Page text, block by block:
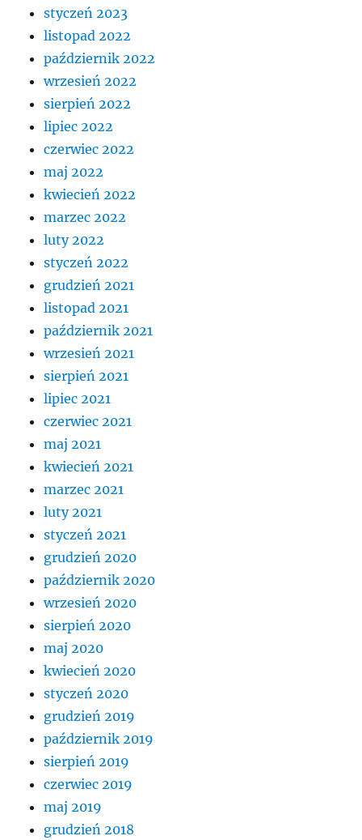
styczeń 2023
listopad 2022
październik 2022
wrzesień 2022
sierpień 2022
lipiec 2022
czerwiec 2022
maj 2022
kwiecień 2022
marzec 2022
luty 2022
styczeń 2022
grudzień 2021
listopad 2021
październik 2021
wrzesień 2021
sierpień 2021
lipiec 2021
czerwiec 2021
maj 2021
kwiecień 2021
marzec 2021
luty 2021
styczeń 2021
grudzień 2020
październik 2020
wrzesień 2020
sierpień 2020
maj 2020
kwiecień 2020
styczeń 2020
grudzień 2019
październik 2019
sierpień 2019
czerwiec 2019
maj 2019
grudzień 2018